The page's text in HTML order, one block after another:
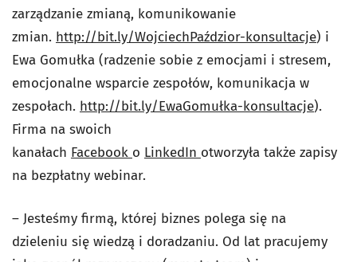
zarządzanie zmianą, komunikowanie
zmian. http://bit.ly/WojciechPaździor-konsultacje) i
Ewa Gomułka (radzenie sobie z emocjami i stresem,
emocjonalne wsparcie zespołów, komunikacja w
zespołach. http://bit.ly/EwaGomułka-konsultacje).
Firma na swoich
kanałach Facebook o LinkedIn otworzyła także zapisy
na bezpłatny webinar.
– Jesteśmy firmą, której biznes polega się na
dzieleniu się wiedzą i doradzaniu. Od lat pracujemy